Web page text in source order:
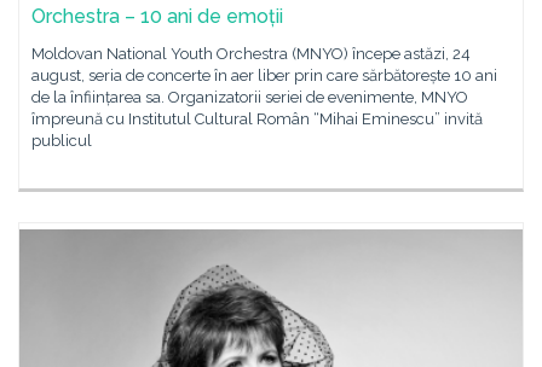
Orchestra – 10 ani de emoții
Moldovan National Youth Orchestra (MNYO) începe astăzi, 24
august, seria de concerte în aer liber prin care sărbătorește 10 ani
de la înființarea sa. Organizatorii seriei de evenimente, MNYO
împreună cu Institutul Cultural Român “Mihai Eminescu” invită
publicul